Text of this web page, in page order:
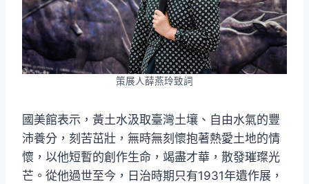
策展人薛燕玲致詞
國美館表示，黃土水汲取臺灣土壤、自由水氣的豐
沛養分，刻苦茁壯，無時無刻懷抱著熱愛土地的情
懷，以他短暫的創作生命，竭盡才華，散發璀璨光
芒。從他過世至今，日治時期只有1931年遺作展，